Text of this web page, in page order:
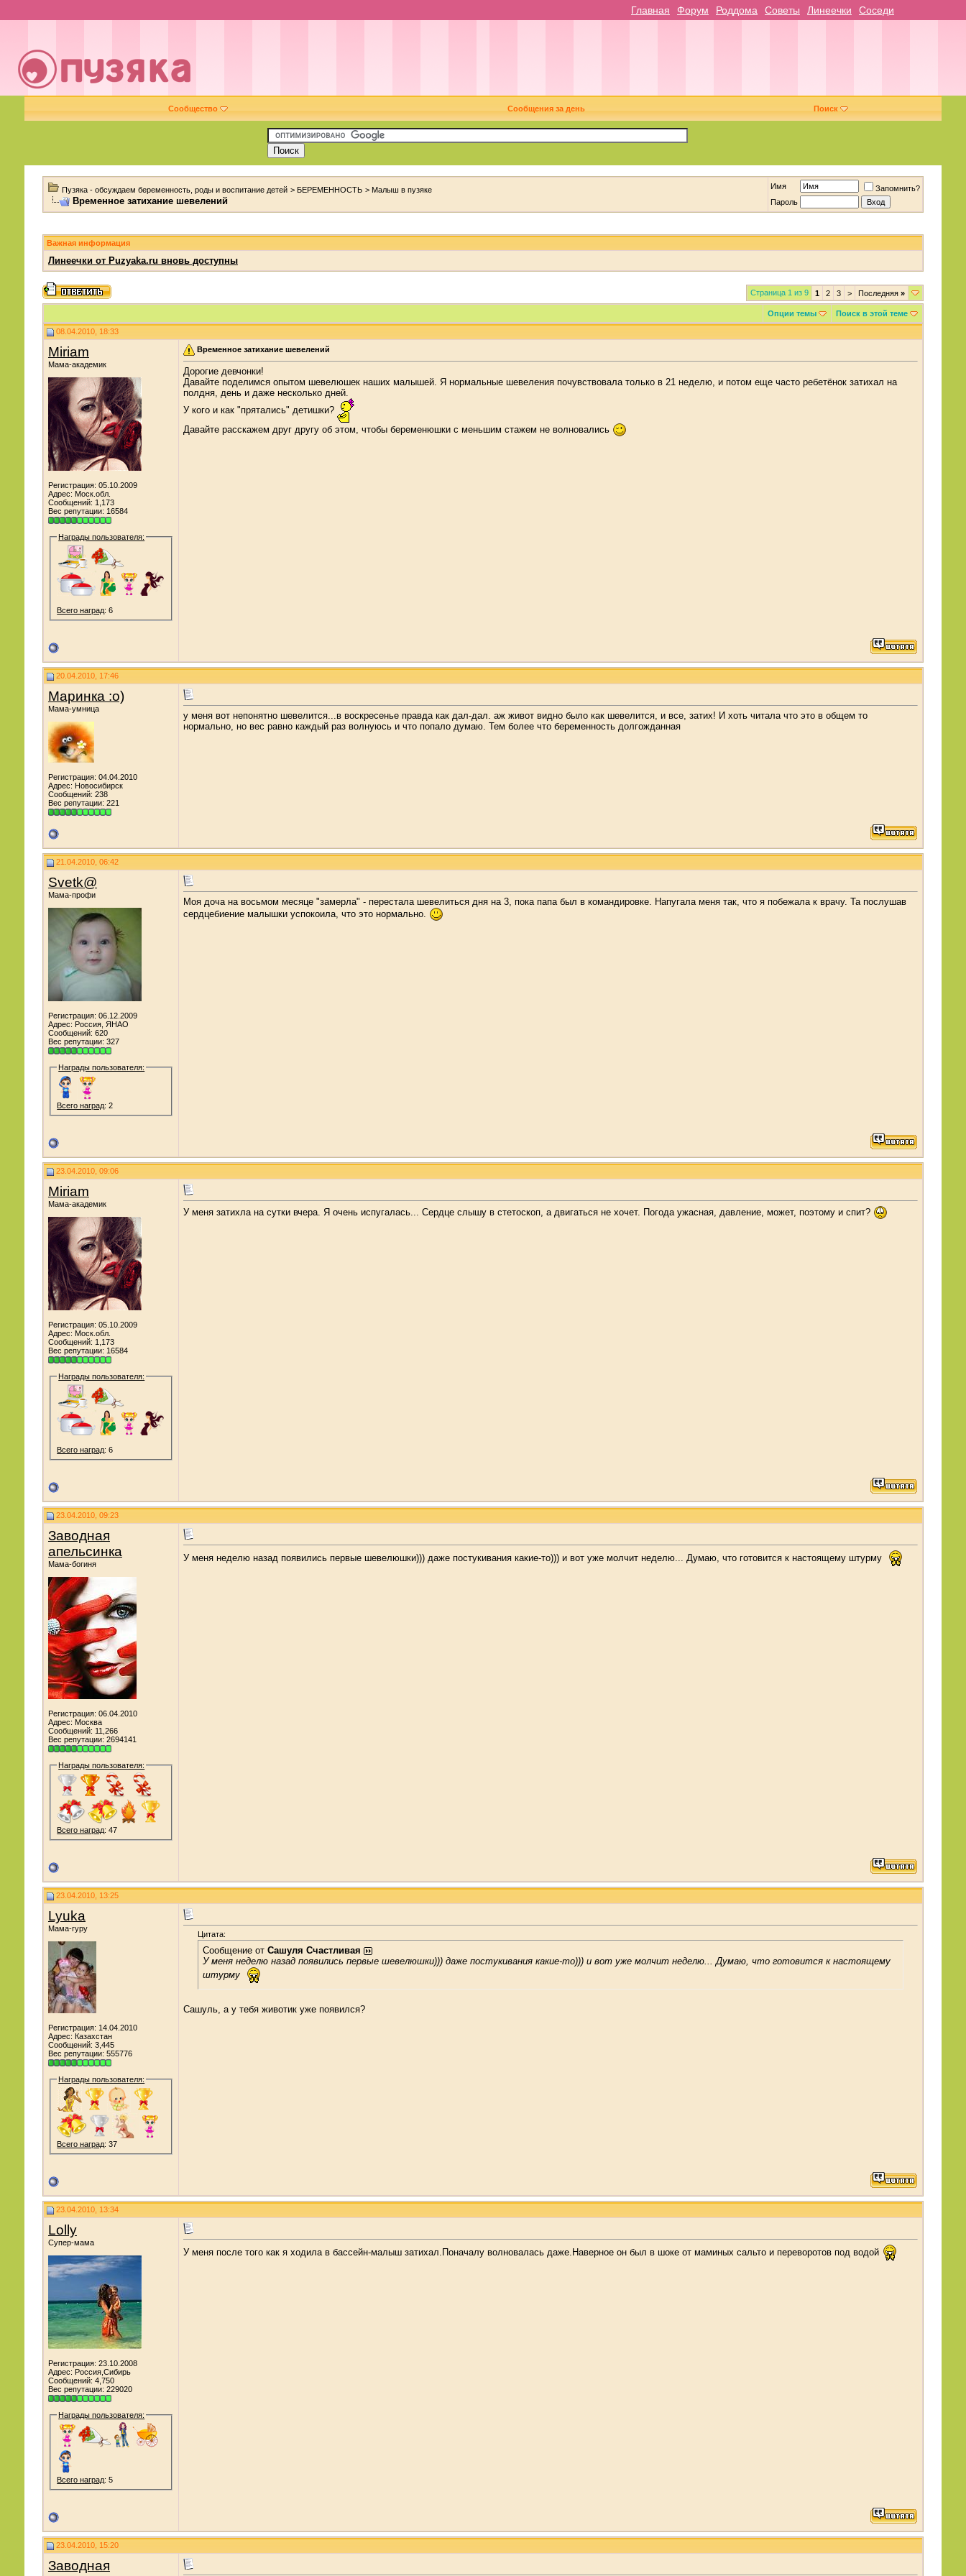
Главная Форум Роддома Советы Линеечки Соседи
Сообщество Сообщения за день Поиск
Пузяка - обсуждаем беременность, роды и воспитание детей > БЕРЕМЕННОСТЬ > Малыш в пузяке
Временное затихание шевелений
Имя
Запомнить?
Пароль
Важная информация
Линеечки от Puzyaka.ru вновь доступны
Страница 1 из 9 1 2 3 > Последняя »
Опции темы Поиск в этой теме
08.04.2010, 18:33
Miriam
Мама-академик
Регистрация: 05.10.2009
Адрес: Моск.обл.
Сообщений: 1,173
Вес репутации: 16584
Награды пользователя:
Всего наград: 6
Временное затихание шевелений
Дорогие девчонки!
Давайте поделимся опытом шевелюшек наших малышей. Я нормальные шевеления почувствовала только в 21 неделю, и потом еще часто ребетёнок затихал на
полдня, день и даже несколько дней.
У кого и как "прятались" детишки?
Давайте расскажем друг другу об этом, чтобы беременюшки с меньшим стажем не волновались
20.04.2010, 17:46
Маринка :о)
Мама-умница
Регистрация: 04.04.2010
Адрес: Новосибирск
Сообщений: 238
Вес репутации: 221
у меня вот непонятно шевелится...в воскресенье правда как дал-дал. аж живот видно было как шевелится, и все, затих! И хоть читала что это в общем то
нормально, но вес равно каждый раз волнуюсь и что попало думаю. Тем более что беременность долгожданная
21.04.2010, 06:42
Svetk@
Мама-профи
Регистрация: 06.12.2009
Адрес: Россия, ЯНАО
Сообщений: 620
Вес репутации: 327
Награды пользователя:
Всего наград: 2
Моя доча на восьмом месяце "замерла" - перестала шевелиться дня на 3, пока папа был в командировке. Напугала меня так, что я побежала к врачу. Та послушав
сердцебиение малышки успокоила, что это нормально.
23.04.2010, 09:06
Miriam
Мама-академик
Регистрация: 05.10.2009
Адрес: Моск.обл.
Сообщений: 1,173
Вес репутации: 16584
Награды пользователя:
Всего наград: 6
У меня затихла на сутки вчера. Я очень испугалась... Сердце слышу в стетоскоп, а двигаться не хочет. Погода ужасная, давление, может, поэтому и спит?
23.04.2010, 09:23
Заводная
апельсинка
Мама-богиня
Регистрация: 06.04.2010
Адрес: Москва
Сообщений: 11,266
Вес репутации: 2694141
Награды пользователя:
Всего наград: 47
У меня неделю назад появились первые шевелюшки))) даже постукивания какие-то))) и вот уже молчит неделю... Думаю, что готовится к настоящему штурму
23.04.2010, 13:25
Lyuka
Мама-гуру
Регистрация: 14.04.2010
Адрес: Казахстан
Сообщений: 3,445
Вес репутации: 555776
Награды пользователя:
Всего наград: 37
Цитата:
Сообщение от Сашуля Счастливая
У меня неделю назад появились первые шевелюшки))) даже постукивания какие-то))) и вот уже молчит неделю... Думаю, что готовится к настоящему
штурму
Сашуль, а у тебя животик уже появился?
23.04.2010, 13:34
Lolly
Супер-мама
Регистрация: 23.10.2008
Адрес: Россия,Сибирь
Сообщений: 4,750
Вес репутации: 229020
Награды пользователя:
Всего наград: 5
У меня после того как я ходила в бассейн-малыш затихал.Поначалу волновалась даже.Наверное он был в шоке от маминых сальто и переворотов под водой
23.04.2010, 15:20
Заводная